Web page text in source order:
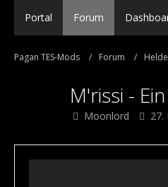
Portal Forum
Pagan TES-Mods Forum
M'rissi -
Moonlord 27.